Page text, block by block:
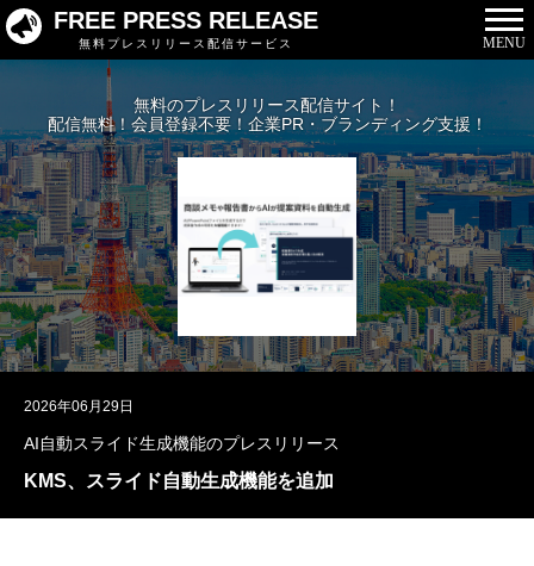
FREE PRESS RELEASE
無料プレスリリース配信サービス MENU
無料のプレスリリース配信サイト！
配信無料！会員登録不要！企業PR・ブランディング支援！
2026年06月29日
AI自動スライド生成機能のプレスリリース
KMS、スライド自動生成機能を追加